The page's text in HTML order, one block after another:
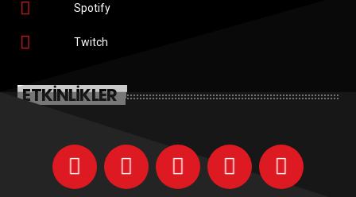
Spotify
Twitch
ETKINLIKLER